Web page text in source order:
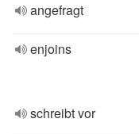
angefragt
enjoins
schreibt vor